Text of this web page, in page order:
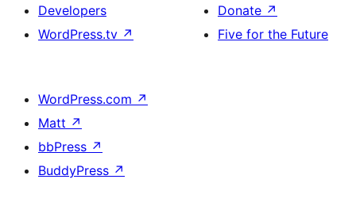
Developers
WordPress.tv ↗
Donate ↗
Five for the Future
WordPress.com ↗
Matt ↗
bbPress ↗
BuddyPress ↗